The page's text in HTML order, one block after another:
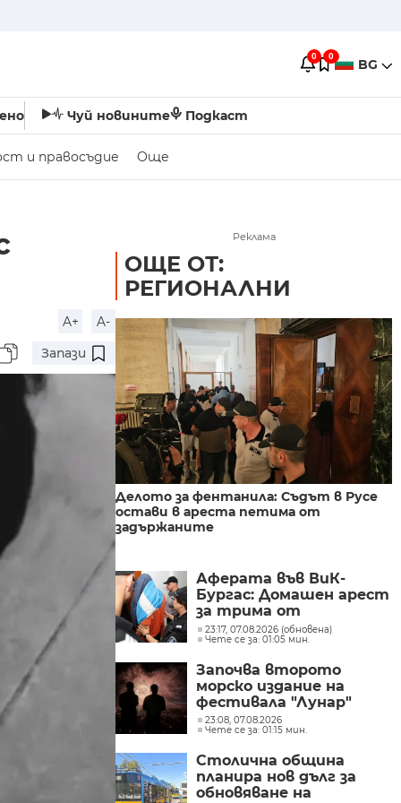
0 0 BG
Чуй новините Подкаст
и правосъдие Още
A+
A-
Запази
Реклама
ОЩЕ ОТ:
РЕГИОНАЛНИ
Делото за фентанила: Съдът в Русе
остави в ареста петима от
задържаните
Аферата във ВиК-
Бургас: Домашен арест
за трима от
обвиняемите
23:17, 07.08.2026 (обновена)
Чете се за: 01:05 мин.
Започва второто
морско издание на
фестивала "Лунар"
23:08, 07.08.2026
Чете се за: 01:15 мин.
Столична община
планира нов дълг за
обновяване на